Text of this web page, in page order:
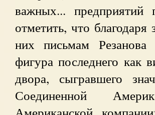
важных... предприятий
отметить, что
них письмам Резанова
фигура последнего как
двора, сыгравшего
Соединенной